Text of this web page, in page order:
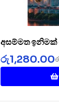
අසම්මත ඉනිමක්
රු1,280.00